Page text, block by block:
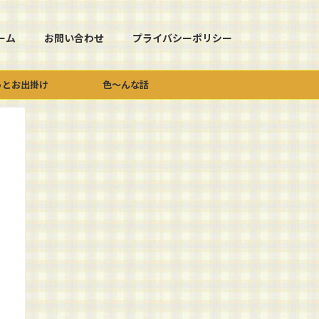
ム お問い合わせ プライバシーポリシー
お出掛け 色～んな話